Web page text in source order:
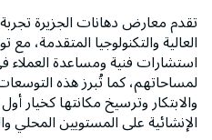
تقدم معارض دهانات الجزيرة
العالية والتكنولوجيا
استشارات فنية ومساعدة العملاء
لمساحاتهم، كما تُبرز هذه
والابتكار وترسيخ مكانتها كخيار
الإنشائية على المستويين المحلي